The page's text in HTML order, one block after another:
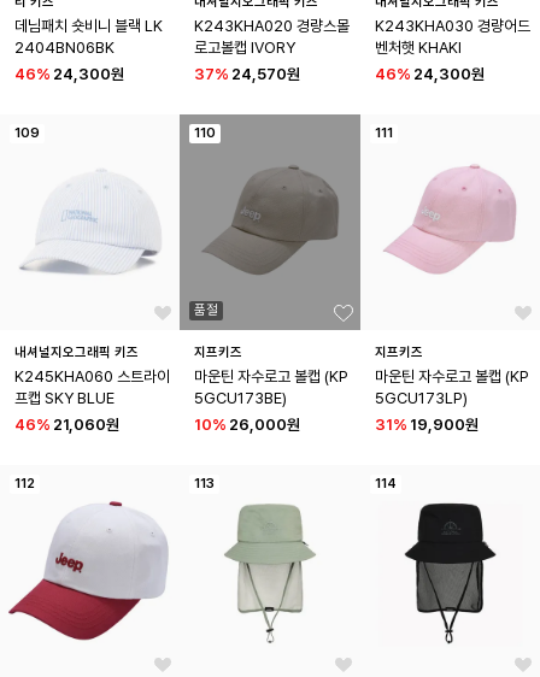
데님패치 숏비니 블랙 LK
2404BN06BK
46% 24,300원
K243KHA020 경량스몰
로고볼캡 IVORY
37% 24,570원
K243KHA030 경량어드
벤처햇 KHAKI
46% 24,300원
109
내셔널지오그래픽 키즈
K245KHA060 스트라이
프캡 SKY BLUE
46% 21,060원
110
품절
지프키즈
마운틴 자수로고 볼캡 (KP
5GCU173BE)
10% 26,000원
111
지프키즈
마운틴 자수로고 볼캡 (KP
5GCU173LP)
31% 19,900원
112 113 114